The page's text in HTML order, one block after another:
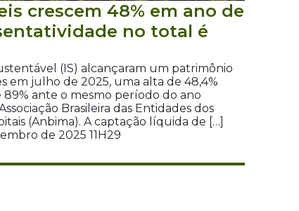
crescem 48% em ano de
no total é
(IS) alcançaram um patrimônio
em julho de 2025, uma alta de 48,4%
ante o mesmo período do ano
Brasileira das Entidades dos
(Anbima). A captação líquida de […]
de 2025 11H29